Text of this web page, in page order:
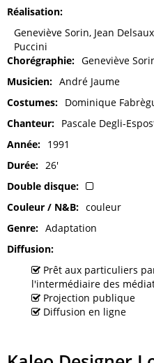
Réalisation
Geneviève Sorin, Jean
Puccini
Chorégraphie
Geneviève
Musicien
André Jaume
Costumes
Dominique
Chanteur
Pascale Degli-
Année
1991
Durée
26'
Double disque
Couleur / N&B
couleur
Genre
Adaptation
Diffusion
Prêt aux particuliers
l'intermédiaire des
Projection publique
Diffusion en ligne